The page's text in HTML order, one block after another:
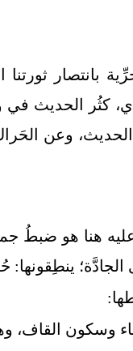
بانتصار
كثُر الحديث
وعن
عليه هنا هو ضبطُ
ينطِقونها:
وسكون القاف،